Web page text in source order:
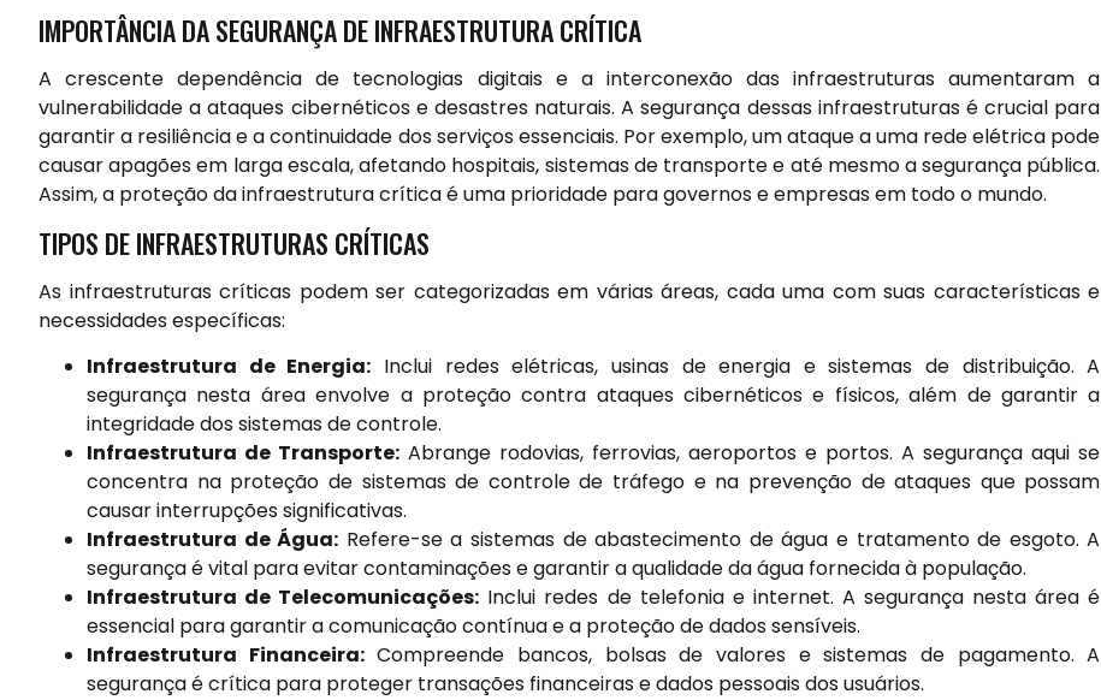
IMPORTÂNCIA DA SEGURANÇA DE INFRAESTRUTURA CRÍTICA
A crescente dependência de tecnologias digitais e a interconexão das infraestruturas aumentaram a
vulnerabilidade a ataques cibernéticos e desastres naturais. A segurança dessas infraestruturas é crucial para
garantir a resiliência e a continuidade dos serviços essenciais. Por exemplo, um ataque a uma rede elétrica pode
causar apagões em larga escala, afetando hospitais, sistemas de transporte e até mesmo a segurança pública.
Assim, a proteção da infraestrutura crítica é uma prioridade para governos e empresas em todo o mundo.
TIPOS DE INFRAESTRUTURAS CRÍTICAS
As infraestruturas críticas podem ser categorizadas em várias áreas, cada uma com suas características e
necessidades específicas:
Infraestrutura de Energia: Inclui redes elétricas, usinas de energia e sistemas de distribuição. A
segurança nesta área envolve a proteção contra ataques cibernéticos e físicos, além de garantir a
integridade dos sistemas de controle.
Infraestrutura de Transporte: Abrange rodovias, ferrovias, aeroportos e portos. A segurança aqui se
concentra na proteção de sistemas de controle de tráfego e na prevenção de ataques que possam
causar interrupções significativas.
Infraestrutura de Água: Refere-se a sistemas de abastecimento de água e tratamento de esgoto. A
segurança é vital para evitar contaminações e garantir a qualidade da água fornecida à população.
Infraestrutura de Telecomunicações: Inclui redes de telefonia e internet. A segurança nesta área é
essencial para garantir a comunicação contínua e a proteção de dados sensíveis.
Infraestrutura Financeira:Compreende bancos, bolsas de valores e sistemas de pagamento. A
segurança é crítica para proteger transações financeiras e dados pessoais dos usuários.